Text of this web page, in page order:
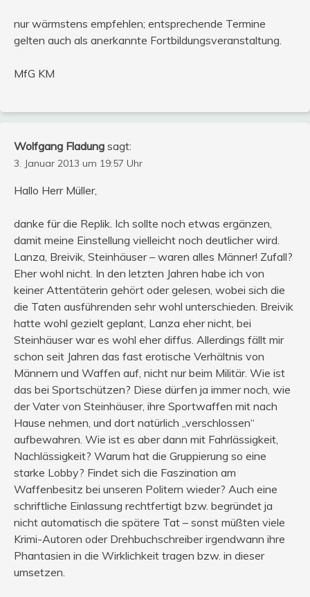
nur wärmstens empfehlen; entsprechende Termine
gelten auch als anerkannte Fortbildungsveranstaltung.
MfG KM
Wolfgang Fladung sagt:
3. Januar 2013 um 19:57 Uhr
Hallo Herr Müller,
danke für die Replik. Ich sollte noch etwas ergänzen,
damit meine Einstellung vielleicht noch deutlicher wird.
Lanza, Breivik, Steinhäuser – waren alles Männer! Zufall?
Eher wohl nicht. In den letzten Jahren habe ich von
keiner Attentäterin gehört oder gelesen, wobei sich die
die Taten ausführenden sehr wohl unterschieden. Breivik
hatte wohl gezielt geplant, Lanza eher nicht, bei
Steinhäuser war es wohl eher diffus. Allerdings fällt mir
schon seit Jahren das fast erotische Verhältnis von
Männern und Waffen auf, nicht nur beim Militär. Wie ist
das bei Sportschützen? Diese dürfen ja immer noch, wie
der Vater von Steinhäuser, ihre Sportwaffen mit nach
Hause nehmen, und dort natürlich „verschlossen“
aufbewahren. Wie ist es aber dann mit Fahrlässigkeit,
Nachlässigkeit? Warum hat die Gruppierung so eine
starke Lobby? Findet sich die Faszination am
Waffenbesitz bei unseren Politern wieder? Auch eine
schriftliche Einlassung rechtfertigt bzw. begründet ja
nicht automatisch die spätere Tat – sonst müßten viele
Krimi-Autoren oder Drehbuchschreiber irgendwann ihre
Phantasien in die Wirklichkeit tragen bzw. in dieser
umsetzen.